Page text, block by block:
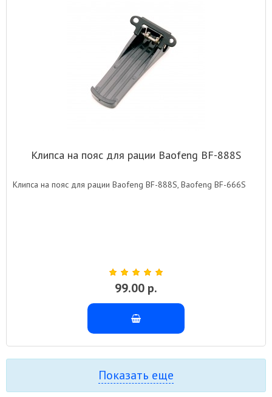
Клипса на пояс для рации Baofeng BF-888S
Клипса на пояс для рации Baofeng BF-888S, Baofeng BF-666S
99.00 р.
Показать еще